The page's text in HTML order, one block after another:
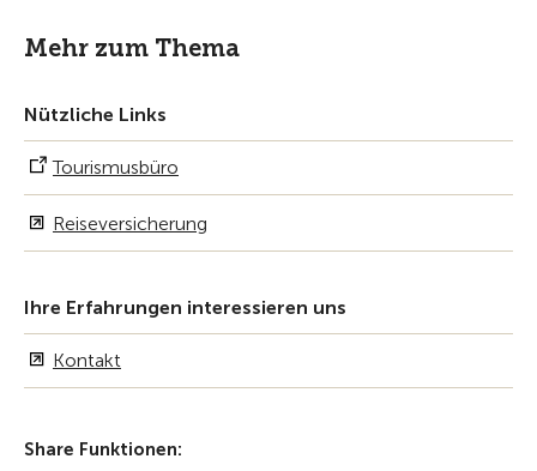
Mehr zum Thema
Nützliche Links
Tourismusbüro
Reiseversicherung
Ihre Erfahrungen interessieren uns
Kontakt
Share Funktionen: